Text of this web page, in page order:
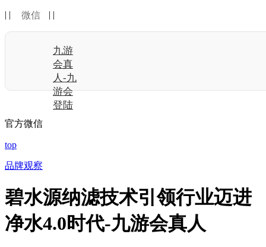
| | 微信 | |
九游
会真
人-九
游会
登陆
官方微信
top
品牌观察
碧水源纳滤技术引领行业迈进
净水4.0时代-九游会真人